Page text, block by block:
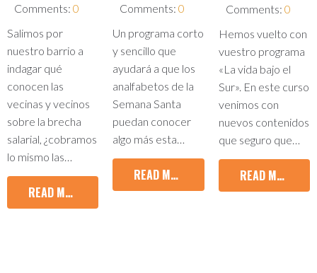
Comments: 0
Salimos por
nuestro barrio a
indagar qué
conocen las
vecinas y vecinos
sobre la brecha
salarial, ¿cobramos
lo mismo las…
READ MORE
Comments:0
Un programa corto
y sencillo que
ayudará a que los
analfabetos de la
Semana Santa
puedan conocer
algo más esta…
READ MORE
Comments: 0
Hemos vuelto con
vuestro programa
«La vida bajo el
Sur». En este curso
venimos con
nuevos contenidos
que seguro que…
READ MORE